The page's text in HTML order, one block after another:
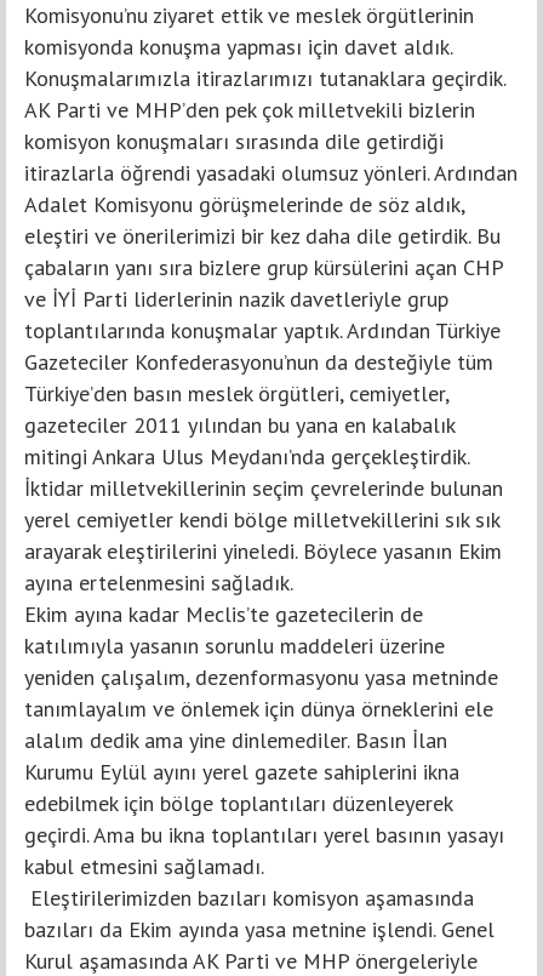
Komisyonu’nu ziyaret ettik ve meslek örgütlerinin
komisyonda konuşma yapması için davet aldık.
Konuşmalarımızla itirazlarımızı tutanaklara geçirdik.
AK Parti ve MHP’den pek çok milletvekili bizlerin
komisyon konuşmaları sırasında dile getirdiği
itirazlarla öğrendi yasadaki olumsuz yönleri. Ardından
Adalet Komisyonu görüşmelerinde de söz aldık,
eleştiri ve önerilerimizi bir kez daha dile getirdik. Bu
çabaların yanı sıra bizlere grup kürsülerini açan CHP
ve İYİ Parti liderlerinin nazik davetleriyle grup
toplantılarında konuşmalar yaptık. Ardından Türkiye
Gazeteciler Konfederasyonu’nun da desteğiyle tüm
Türkiye’den basın meslek örgütleri, cemiyetler,
gazeteciler 2011 yılından bu yana en kalabalık
mitingi Ankara Ulus Meydanı’nda gerçekleştirdik.
İktidar milletvekillerinin seçim çevrelerinde bulunan
yerel cemiyetler kendi bölge milletvekillerini sık sık
arayarak eleştirilerini yineledi. Böylece yasanın Ekim
ayına ertelenmesini sağladık.
Ekim ayına kadar Meclis’te gazetecilerin de
katılımıyla yasanın sorunlu maddeleri üzerine
yeniden çalışalım, dezenformasyonu yasa metninde
tanımlayalım ve önlemek için dünya örneklerini ele
alalım dedik ama yine dinlemediler. Basın İlan
Kurumu Eylül ayını yerel gazete sahiplerini ikna
edebilmek için bölge toplantıları düzenleyerek
geçirdi. Ama bu ikna toplantıları yerel basının yasayı
kabul etmesini sağlamadı.
Eleştirilerimizden bazıları komisyon aşamasında
bazıları da Ekim ayında yasa metnine işlendi. Genel
Kurul aşamasında AK Parti ve MHP önergeleriyle